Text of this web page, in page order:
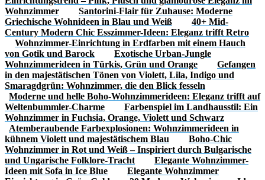
Wohnzimmer
Santorini-Flair für Zuhause: Moderne
Griechische Wohnideen in Blau und Weiß
40+ Mid-
Century Modern Chic Esszimmer-Ideen: Eleganz trifft Retro
Wohnzimmer-Einrichtung in Erdfarben mit einem Hauch
von Gotik und Barock
Exotische Urban-Jungle
Wohnzimmerideen in Türkis, Grün und Orange
Gefangen
in den majestätischen Tönen von Violett, Lila, Indigo und
Smaragdgrün: Wohnzimmer, die den Blick fesseln
Moderne und helle Boho-Wohnzimmerideen: Eleganz trifft auf
Weltenbummler-Charme
Farbenspiel im Landhausstil: Ein
Wohnzimmer in Fuchsia, Orange, Violett und Schwarz
Atemberaubende Farbexplosionen: Wohnzimmerideen in
kühnem Violett und majestätischem Blau
Boho-Chic
Wohnzimmer in Rot und Weiß – Inspiriert durch Bulgarische
und Ungarische Folklore-Tracht
Elegante Wohnzimmer-
Ideen mit Sofa in Ice Blue
Elegante Wohnzimmer